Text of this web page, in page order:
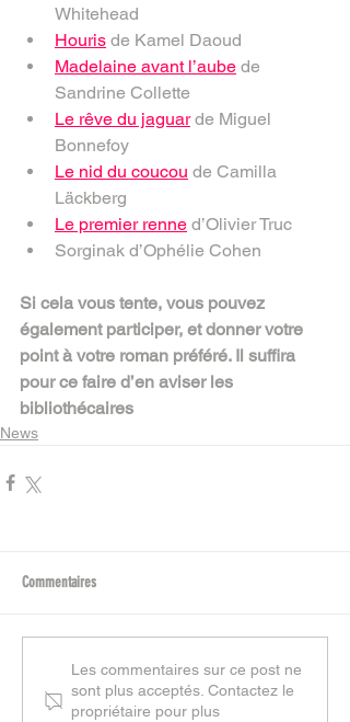
Whitehead
Houris de Kamel Daoud
Madelaine avant l’aube de
Sandrine Collette
Le rêve du jaguar de Miguel
Bonnefoy
Le nid du coucou de Camilla
Läckberg
Le premier renne d’Olivier Truc
Sorginak d’Ophélie Cohen
Si cela vous tente, vous pouvez
également participer, et donner votre
point à votre roman préféré. Il suffira
pour ce faire d’en aviser les
bibliothécaires
News
Commentaires
Les commentaires sur ce post ne
sont plus acceptés. Contactez le
propriétaire pour plus